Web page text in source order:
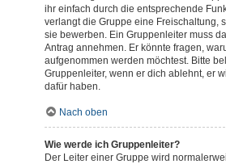
ihr einfach durch die entsprechende
verlangt die Gruppe eine Freischaltung,
sie bewerben. Ein Gruppenleiter muss
Antrag annehmen. Er könnte fragen,
aufgenommen werden möchtest. Bitte
Gruppenleiter, wenn er dich ablehnt, er
dafür haben.
Nach oben
Wie werde ich Gruppenleiter?
Der Leiter einer Gruppe wird